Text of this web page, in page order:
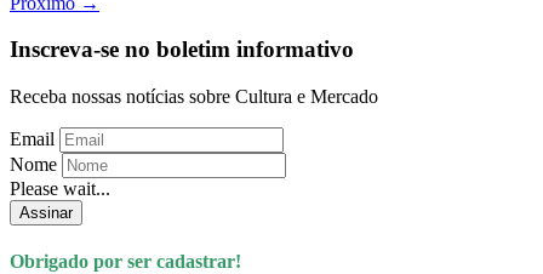
Inscreva-se no boletim informativo
Receba nossas notícias sobre Cultura e Mercado
Email
Nome
Please wait...
Assinar
Obrigado por ser cadastrar!